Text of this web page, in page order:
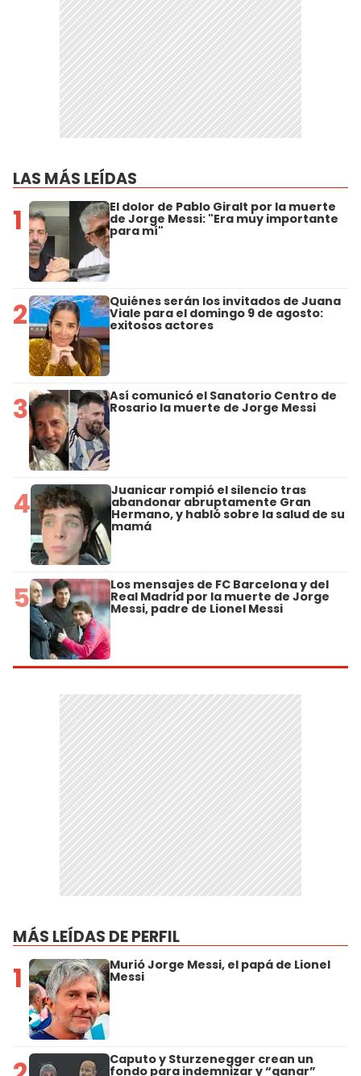
LAS MÁS LEÍDAS
1 El dolor de Pablo Giralt por la muerte
de Jorge Messi: "Era muy importante
para mí"
2 Quiénes serán los invitados de Juana
Viale para el domingo 9 de agosto:
exitosos actores
3 Así comunicó el Sanatorio Centro de
Rosario la muerte de Jorge Messi
4 Juanicar rompió el silencio tras
abandonar abruptamente Gran
Hermano, y habló sobre la salud de su
mamá
5 Los mensajes de FC Barcelona y del
Real Madrid por la muerte de Jorge
Messi, padre de Lionel Messi
MÁS LEÍDAS DE PERFIL
1 Murió Jorge Messi, el papá de Lionel
Messi
Caputo y Sturzenegger crean un
fondo para indemnizar y “ganar”